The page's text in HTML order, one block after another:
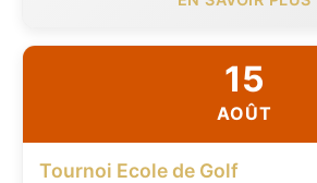
15
AOÛT
Tournoi Ecole de Golf